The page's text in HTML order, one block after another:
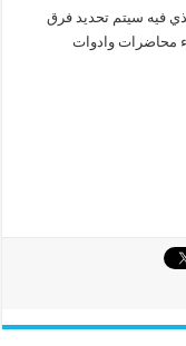
فيه سيتم تحديد فرق
محاضرات وادوات